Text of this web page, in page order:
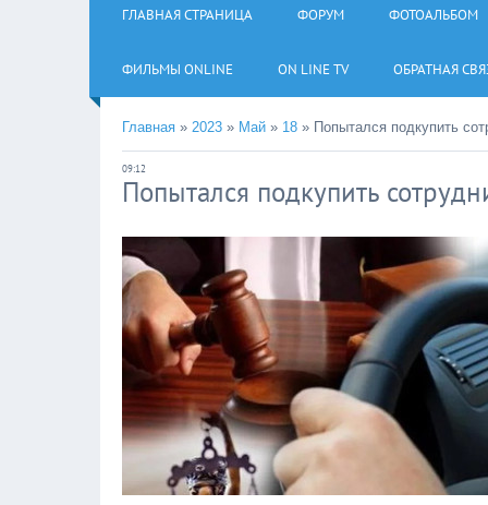
ГЛАВНАЯ СТРАНИЦА ФОРУМ ФОТОАЛЬБОМ
ФИЛЬМЫ ОNLINE ON LINE TV ОБРАТНАЯ
Главная » 2023 » Май » 18 » Попытался подкупить
09:12
Попытался подкупить